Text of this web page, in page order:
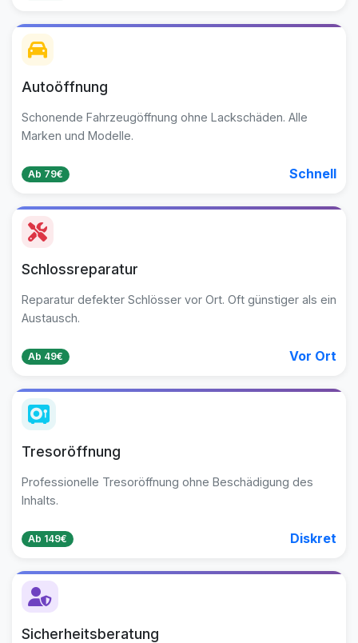
Autoöffnung
Schonende Fahrzeugöffnung ohne Lackschäden. Alle
Marken und Modelle.
Ab 79€ Schnell
Schlossreparatur
Reparatur defekter Schlösser vor Ort. Oft günstiger als ein
Austausch.
Ab 49€ Vor Ort
Tresoröffnung
Professionelle Tresoröffnung ohne Beschädigung des
Inhalts.
Ab 149€ Diskret
Sicherheitsberatung